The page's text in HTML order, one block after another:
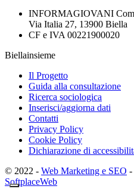
INFORMAGIOVANI
Via Italia 27, 13900 Biella
CF e IVA 00221900020
Biellainsieme
Il Progetto
Guida alla consultazione
Ricerca sociologica
Inserisci/aggiorna dati
Contatti
Privacy Policy
Cookie Policy
Dichiarazione di
© 2022 - Web Marketing e SEO -
SoftplaceWeb